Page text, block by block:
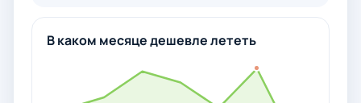
В каком месяце дешевле лететь